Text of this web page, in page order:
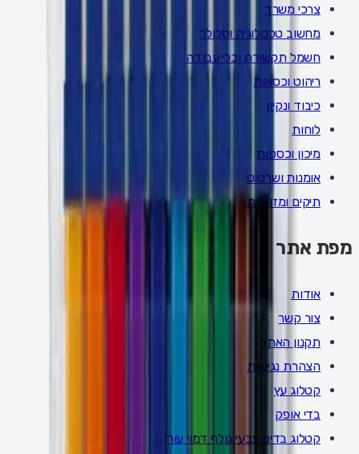
צרכי משרד
מחשוב טכנולוגיה וסלולר
חשמל תקשורת וכלי עבודה
ריהוט וכסאות
כיבוד ונקיון
לוחות
מיכון וכספות
אומנות ושרטוט
תיקים ומזוודות
מפת אתר
אודות
צור קשר
תקנון האתר
הצהרת נגישות
קטלוג עץ
בדי אופק
קטלוג בדים צבעי גולף דמוי עור